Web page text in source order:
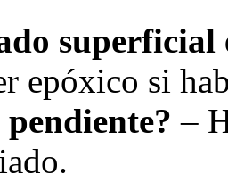
superficial
epóxico si
–